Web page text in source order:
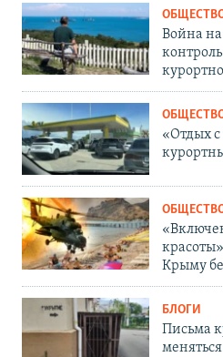
Война
«Отдых
Крыму
БЛОГИ
Письма